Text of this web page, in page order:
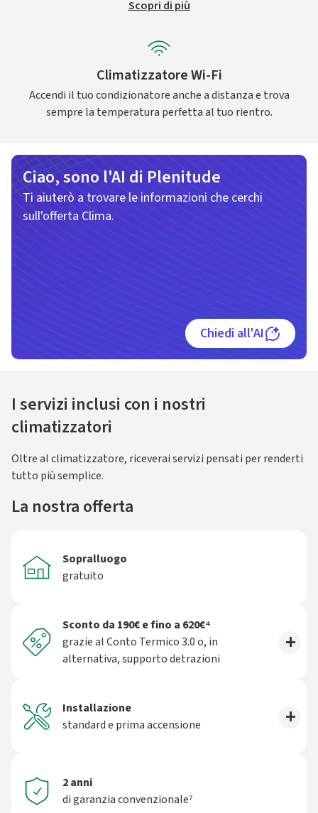
Scopri di più
Climatizzatore Wi-Fi
Accendi il tuo condizionatore anche a distanza e trova
sempre la temperatura perfetta al tuo rientro.
Ciao, sono l'AI di Plenitude
Ti aiuterò a trovare le informazioni che cerchi
sull'offerta Clima.
Chiedi all'AI
I servizi inclusi con i nostri
climatizzatori
Oltre al climatizzatore, riceverai servizi pensati per renderti
tutto più semplice.
La nostra offerta
Sopralluogo
gratuito
Sconto da 190€ e fino a 620€⁴
grazie al Conto Termico 3.0 o, in
alternativa, supporto detrazioni
Installazione
standard e prima accensione
2 anni
di garanzia convenzionale⁷